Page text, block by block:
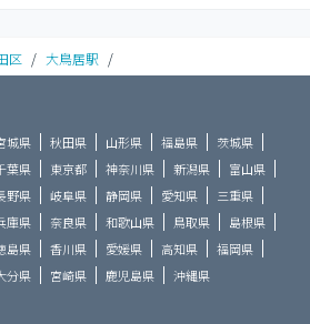
区 / 大鳥居駅 /
城県 秋田県 山形県 福島県
茨城県
葉県 東京都 神奈川県 新潟県
富山県
野県 岐阜県 静岡県 愛知県
三重県
庫県 奈良県 和歌山県 鳥取県
島根県
島県 香川県 愛媛県 高知県
福岡県
分県 宮崎県 鹿児島県 沖縄県